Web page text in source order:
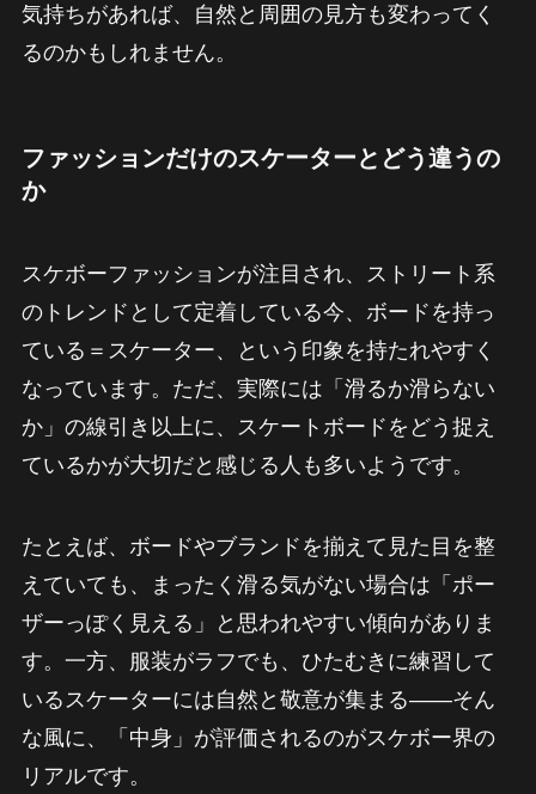
気持ちがあれば、自然と周囲の見方も変わってく
るのかもしれません。
ファッションだけのスケーターとどう違うの
か
スケボーファッションが注目され、ストリート系
のトレンドとして定着している今、ボードを持っ
ている＝スケーター、という印象を持たれやすく
なっています。ただ、実際には「滑るか滑らない
か」の線引き以上に、スケートボードをどう捉え
ているかが大切だと感じる人も多いようです。
たとえば、ボードやブランドを揃えて見た目を整
えていても、まったく滑る気がない場合は「ポー
ザーっぽく見える」と思われやすい傾向がありま
す。一方、服装がラフでも、ひたむきに練習して
いるスケーターには自然と敬意が集まる——そん
な風に、「中身」が評価されるのがスケボー界の
リアルです。